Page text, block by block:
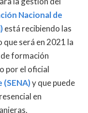
Nacional de
está recibiendo las
será en 2021 la
formación
por el oficial
(SENA)y que puede
en